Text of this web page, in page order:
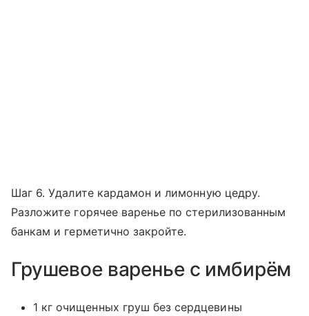
Шаг 6. Удалите кардамон и лимонную цедру.
Разложите горячее варенье по стерилизованным
банкам и герметично закройте.
Грушевое варенье с имбирём
1 кг очищенных груш без сердцевины